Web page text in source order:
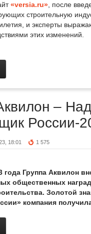
«versia.ru» , после
строительную
и эксперты
этих изменений.
–
России-
18:01 1 575
года Группа Аквилон
общественных
Золотой
компания